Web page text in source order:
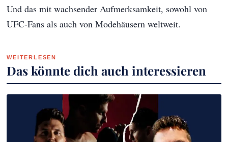
Und das mit wachsender Aufmerksamkeit, sowohl von
UFC-Fans als auch von Modehäusern weltweit.
WEITERLESEN
Das könnte dich auch interessieren